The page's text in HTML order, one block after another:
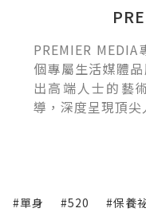
PREMIER
個專屬生活媒體
出高端人士的藝
導，深度呈現頂尖
#單身 #520 #保養